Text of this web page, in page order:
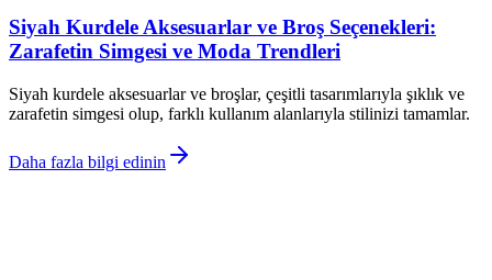
Siyah Kurdele Aksesuarlar ve Broş Seçenekleri:
Zarafetin Simgesi ve Moda Trendleri
Siyah kurdele aksesuarlar ve broşlar, çeşitli tasarımlarıyla şıklık ve
zarafetin simgesi olup, farklı kullanım alanlarıyla stilinizi tamamlar.
Daha fazla bilgi edinin